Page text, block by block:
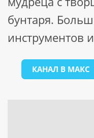
бунтаря.
инструментов
КАНАЛ В МАКС